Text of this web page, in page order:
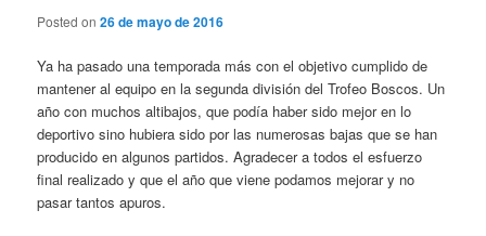
Posted on26 de mayo de 2016
Ya ha pasado una temporada más con el objetivo cumplido de
mantener al equipo en la segunda división del Trofeo Boscos. Un
año con muchos altibajos, que podía haber sido mejor en lo
deportivo sino hubiera sido por las numerosas bajas que se han
producido en algunos partidos. Agradecer a todos el esfuerzo
final realizado y que el año que viene podamos mejorar y no
pasar tantos apuros.